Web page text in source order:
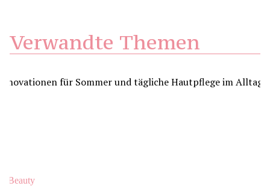
Verwandte Themen
Beauty